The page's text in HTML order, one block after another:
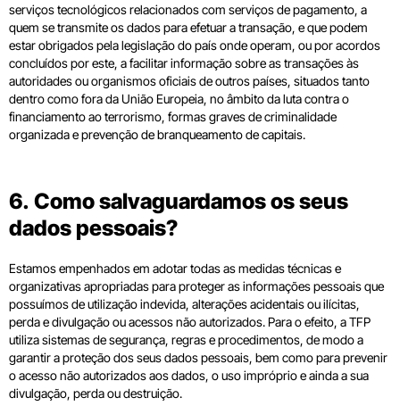
serviços tecnológicos relacionados com serviços de pagamento, a
quem se transmite os dados para efetuar a transação, e que podem
estar obrigados pela legislação do país onde operam, ou por acordos
concluídos por este, a facilitar informação sobre as transações às
autoridades ou organismos oficiais de outros países, situados tanto
dentro como fora da União Europeia, no âmbito da luta contra o
financiamento ao terrorismo, formas graves de criminalidade
organizada e prevenção de branqueamento de capitais.
6. Como salvaguardamos os seus
dados pessoais?
Estamos empenhados em adotar todas as medidas técnicas e
organizativas apropriadas para proteger as informações pessoais que
possuímos de utilização indevida, alterações acidentais ou ilícitas,
perda e divulgação ou acessos não autorizados. Para o efeito, a TFP
utiliza sistemas de segurança, regras e procedimentos, de modo a
garantir a proteção dos seus dados pessoais, bem como para prevenir
o acesso não autorizados aos dados, o uso impróprio e ainda a sua
divulgação, perda ou destruição.